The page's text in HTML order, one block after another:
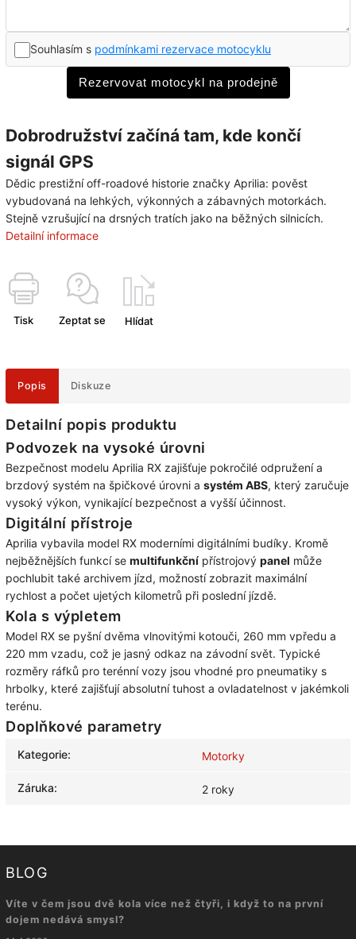
Souhlasím s podmínkami rezervace motocyklu
Rezervovat motocykl na prodejně
Dobrodružství začíná tam, kde končí
signál GPS
Dědic prestižní off-roadové historie značky Aprilia: pověst
vybudovaná na lehkých, výkonných a zábavných motorkách.
Stejně vzrušující na drsných tratích jako na běžných silnicích.
Detailní informace
Tisk Zeptat se Hlídat
Popis Diskuze
Detailní popis produktu
Podvozek na vysoké úrovni
Bezpečnost modelu Aprilia RX zajišťuje pokročilé odpružení a
brzdový systém na špičkové úrovni a systém ABS, který zaručuje
vysoký výkon, vynikající bezpečnost a vyšší účinnost.
Digitální přístroje
Aprilia vybavila model RX moderními digitálními budíky. Kromě
nejběžnějších funkcí se multifunkční přístrojový panel může
pochlubit také archivem jízd, možností zobrazit maximální
rychlost a počet ujetých kilometrů při poslední jízdě.
Kola s výpletem
Model RX se pyšní dvěma vlnovitými kotouči, 260 mm vpředu a
220 mm vzadu, což je jasný odkaz na závodní svět. Typické
rozměry ráfků pro terénní vozy jsou vhodné pro pneumatiky s
hrbolky, které zajišťují absolutní tuhost a ovladatelnost v jakémkoli
terénu.
Doplňkové parametry
Kategorie: Motorky
Záruka: 2 roky
BLOG
Víte v čem jsou dvě kola více než čtyři, i když to na první
dojem nedává smysl?